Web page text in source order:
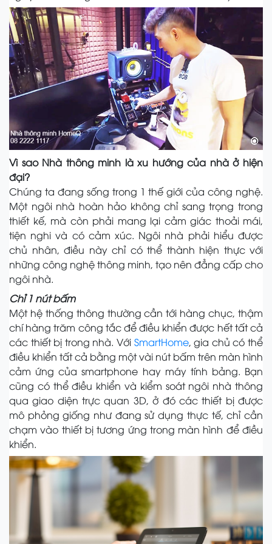
Vì sao Nhà thông minh là xu hướng của nhà ở hiện
đại?
Chúng ta đang sống trong 1 thế giới của công nghệ.
Một ngôi nhà hoàn hảo không chỉ sang trọng trong
thiết kế, mà còn phải mang lại cảm giác thoải mái,
tiện nghi và có cảm xúc. Ngôi nhà phải hiểu được
chủ nhân, điều này chỉ có thể thành hiện thực với
những công nghệ thông minh, tạo nên đẳng cấp cho
ngôi nhà.
Chỉ 1 nút bấm
Một hệ thống thông thường cần tới hàng chục, thậm
chí hàng trăm công tắc để điều khiển được hết tất cả
các thiết bị trong nhà. Với SmartHome, gia chủ có thể
điều khiển tất cả bằng một vài nút bấm trên màn hình
cảm ứng của smartphone hay máy tính bảng. Bạn
cũng có thể điều khiển và kiểm soát ngôi nhà thông
qua giao diện trực quan 3D, ở đó các thiết bị được
mô phỏng giống như đang sử dụng thực tế, chỉ cần
chạm vào thiết bị tương ứng trong màn hình để điều
khiển.